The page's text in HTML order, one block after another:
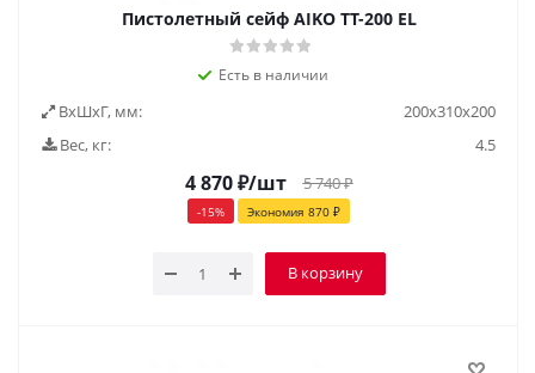
Пистолетный сейф AIKO ТТ-200 EL
Есть в наличии
ВxШxГ, мм:
200х310х200
Вес, кг:
4.5
4 870₽/шт 5 740₽
-15% Экономия 870 ₽
В корзину